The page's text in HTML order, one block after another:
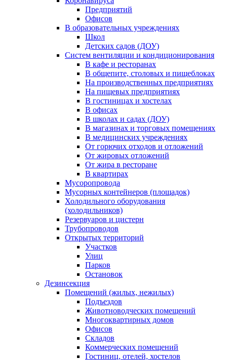
Предприятий
Офисов
В образовательных учреждениях
Школ
Детских садов (ДОУ)
Систем вентиляции и кондиционирования
В кафе и ресторанах
В общепите, столовых и пищеблоках
На производственных предприятиях
На пищевых предприятиях
В гостиницах и хостелах
В офисах
В школах и садах (ДОУ)
В магазинах и торговых помещениях
В медицинских учреждениях
От горючих отходов и отложений
От жировых отложений
От жира в ресторане
В квартирах
Мусоропровода
Мусорных контейнеров (площадок)
Холодильного оборудования
(холодильников)
Резервуаров и цистерн
Трубопроводов
Открытых территорий
Участков
Улиц
Парков
Остановок
Дезинсекция
Помещений (жилых, нежилых)
Подъездов
Животноводческих помещений
Многоквартирных домов
Офисов
Складов
Коммерческих помещений
Гостиниц, отелей, хостелов